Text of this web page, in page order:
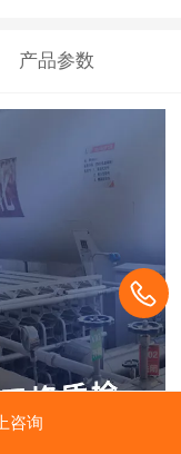
产品参数
咨询